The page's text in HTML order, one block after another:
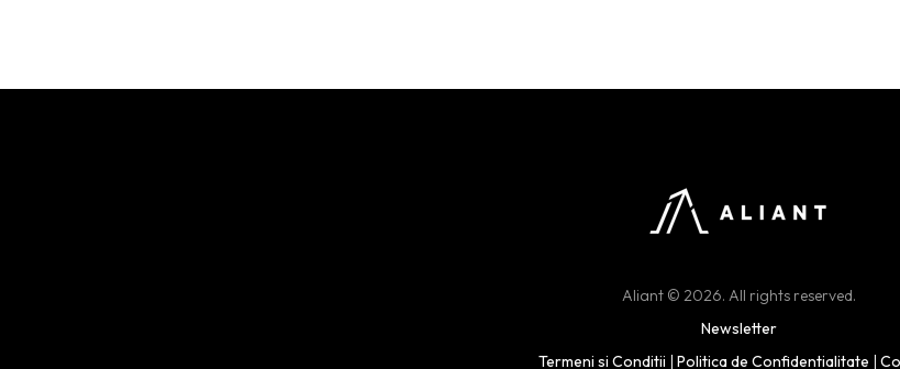
Aliant © 2026. All rights reserved.
Newsletter
Termeni si Conditii | Politica de Confidentialitate |